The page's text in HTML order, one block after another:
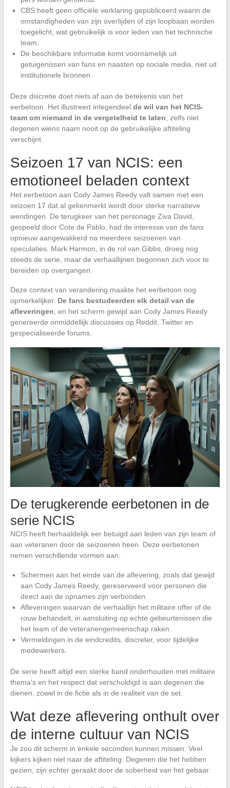
CBS heeft geen officiële verklaring gepubliceerd waarin de
omstandigheden van zijn overlijden of zijn loopbaan worden
toegelicht, wat gebruikelijk is voor leden van het technische
team.
De beschikbare informatie komt voornamelijk uit
getuigenissen van fans en naasten op sociale media, niet uit
institutionele bronnen.
Deze discretie doet niets af aan de betekenis van het
eerbetoon. Het illustreert integendeel de wil van het NCIS-
team om niemand in de vergetelheid te laten , zelfs niet
degenen wiens naam nooit op de gebruikelijke aftiteling
verschijnt.
Seizoen 17 van NCIS: een
emotioneel beladen context
Het eerbetoon aan Cody James Reedy valt samen met een
seizoen 17 dat al gekenmerkt wordt door sterke narratieve
wendingen. De terugkeer van het personage Ziva David,
gespeeld door Cote de Pablo, had de interesse van de fans
opnieuw aangewakkerd na meerdere seizoenen van
speculaties. Mark Harmon, in de rol van Gibbs, droeg nog
steeds de serie, maar de verhaallijnen begonnen zich voor te
bereiden op overgangen.
Deze context van verandering maakte het eerbetoon nog
opmerkelijker. De fans bestudeerden elk detail van de
afleveringen , en het scherm gewijd aan Cody James Reedy
genereerde onmiddellijk discussies op Reddit, Twitter en
gespecialiseerde forums.
De terugkerende eerbetonen in de
serie NCIS
NCIS heeft herhaaldelijk eer betuigd aan leden van zijn team of
aan veteranen door de seizoenen heen. Deze eerbetonen
nemen verschillende vormen aan:
Schermen aan het einde van de aflevering, zoals dat gewijd
aan Cody James Reedy, gereserveerd voor personen die
direct aan de opnames zijn verbonden.
Afleveringen waarvan de verhaallijn het militaire offer of de
rouw behandelt, in aansluiting op echte gebeurtenissen die
het team of de veteranengemeenschap raken.
Vermeldingen in de eindcredits, discreter, voor tijdelijke
medewerkers.
De serie heeft altijd een sterke band onderhouden met militaire
thema’s en het respect dat verschuldigd is aan degenen die
dienen, zowel in de fictie als in de realiteit van de set.
Wat deze aflevering onthult over
de interne cultuur van NCIS
Je zou dit scherm in enkele seconden kunnen missen. Veel
kijkers kijken niet naar de aftiteling. Degenen die het hebben
gezien, zijn echter geraakt door de soberheid van het gebaar.